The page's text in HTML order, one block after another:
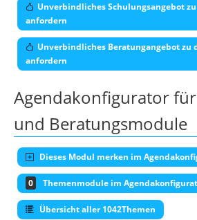
Unverbindliches Schulungsangebot
anfordern
Unverbindliches Beratungangebot zu
anfordern
Agendakonfigurator
und Beratungsmodule
Dieses Modul merken im
0 Themenmodule im
Übersicht aller 1042Themen